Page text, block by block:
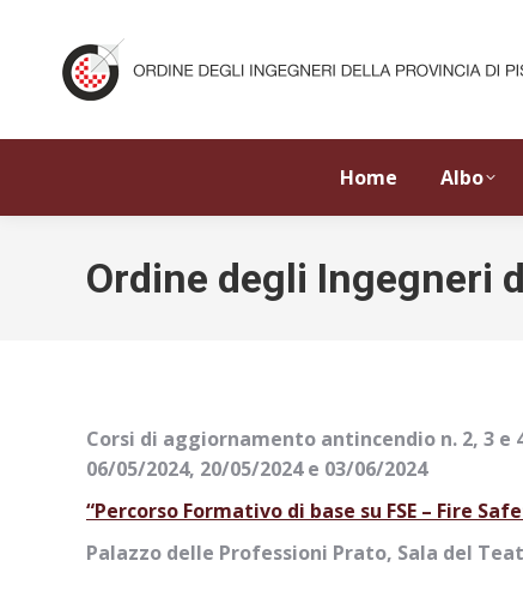
Home Albo
Ordine degli Ingegneri
Corsi di aggiornamento antincendio n. 2, 3 e
06/05/2024, 20/05/2024 e 03/06/2024
“Percorso Formativo di base su FSE – Fire
Palazzo delle Professioni Prato, Sala del